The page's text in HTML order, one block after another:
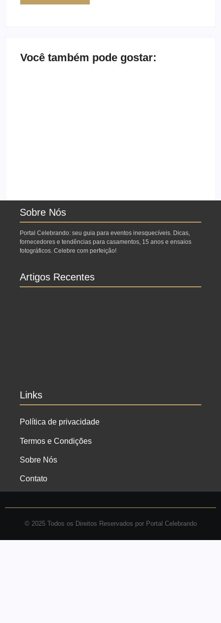
Você também pode gostar:
Sobre Nós
Portal Celebrando: seu guia para eventos inesquecíveis. Dicas,
fornecedores e tendências para casamentos, 15 anos e ensaios
fotográficos. Celebre com perfeição!
Artigos Recentes
Links
Política de privacidade
Termos e Condições
Sobre Nós
Contato
© 2025 Todos os Direitos Reservados por Portal Celebrando